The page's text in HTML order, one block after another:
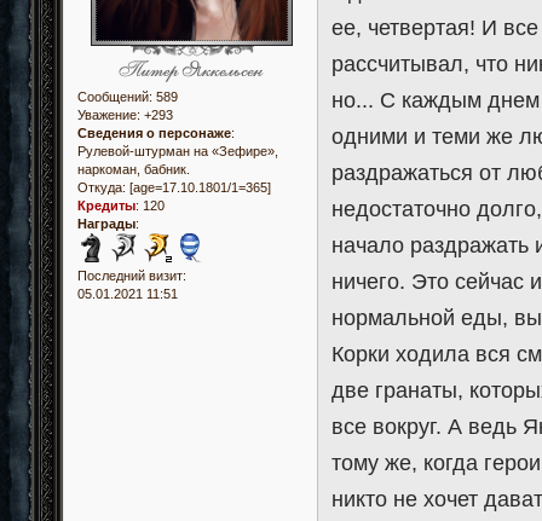
Сообщений: 589
Уважение: +293
Сведения о персонаже:
Рулевой-штурман на «Зефире»,
наркоман, бабник.
Откуда: [age=17.10.1801/1=365]
Кредиты: 120
Награды:
Последний визит:
05.01.2021 11:51
ее, четвертая! И
рассчитывал, что
но... С каждым днем
одними и теми же
раздражаться от
недостаточно
начало раздражать
ничего. Это сейчас
нормальной еды,
Корки ходила вся
две гранаты,
все вокруг. А ведь
тому же, когда
никто не хочет